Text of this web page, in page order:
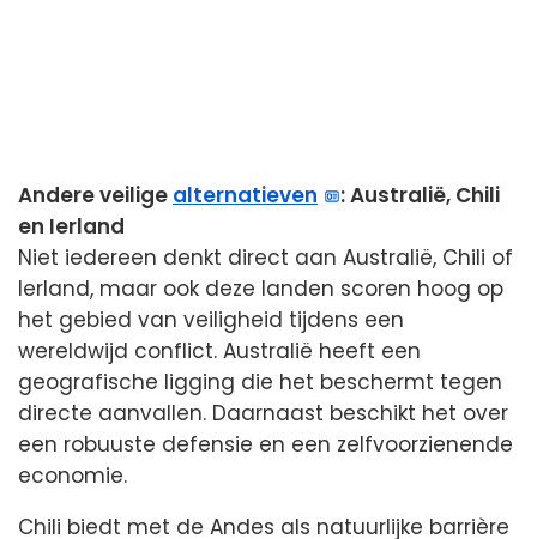
Andere veilige alternatieven
: Australië, Chili
en Ierland
Niet iedereen denkt direct aan Australië, Chili of
Ierland, maar ook deze landen scoren hoog op
het gebied van veiligheid tijdens een
wereldwijd conflict. Australië heeft een
geografische ligging die het beschermt tegen
directe aanvallen. Daarnaast beschikt het over
een robuuste defensie en een zelfvoorzienende
economie.
Chili biedt met de Andes als natuurlijke barrière